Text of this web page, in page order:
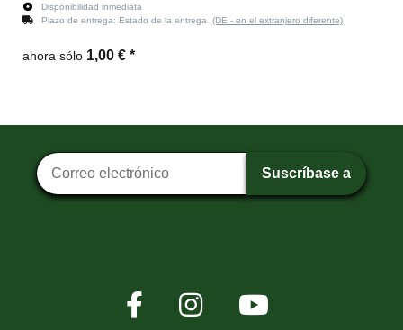
Disponibilidad inmediata
Plazo de entrega: Estado de la entrega (DE - en el extranjero diferente)
ahora sólo 1,00 € *
Suscripción al boletín
Suscríbase a